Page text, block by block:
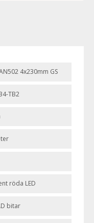
4x230mm GS
TB2
röda LED
bitar